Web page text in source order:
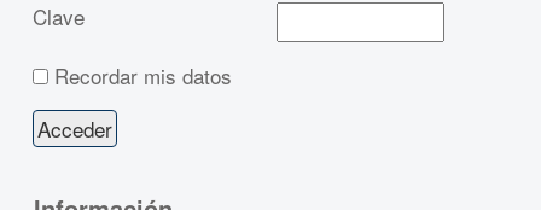
Clave
Recordar mis datos